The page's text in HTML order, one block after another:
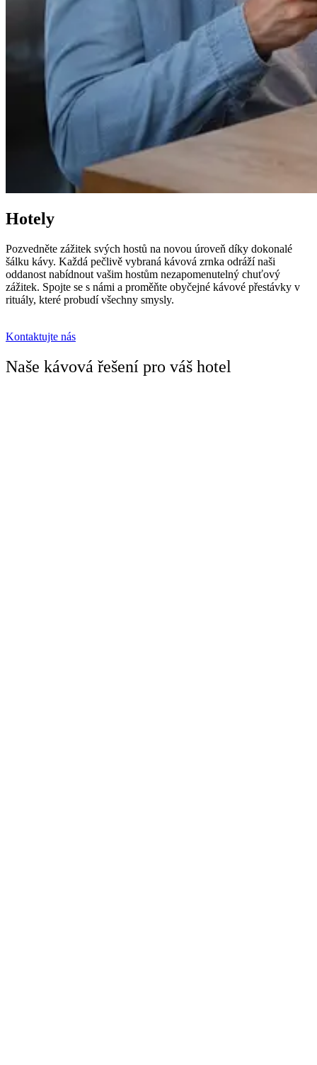
Hotely
Pozvedněte zážitek svých hostů na novou úroveň díky dokonalé
šálku kávy. Každá pečlivě vybraná kávová zrnka odráží naši
oddanost nabídnout vašim hostům nezapomenutelný chuťový
zážitek. Spojte se s námi a proměňte obyčejné kávové přestávky v
rituály, které probudí všechny smysly.
Kontaktujte nás
Naše kávová řešení pro váš hotel